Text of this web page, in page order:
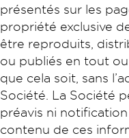
présentés sur les
propriété exclusive
être reproduits,
ou publiés en tout
que cela soit, sans
Société. La Société
préavis ni
contenu de ces